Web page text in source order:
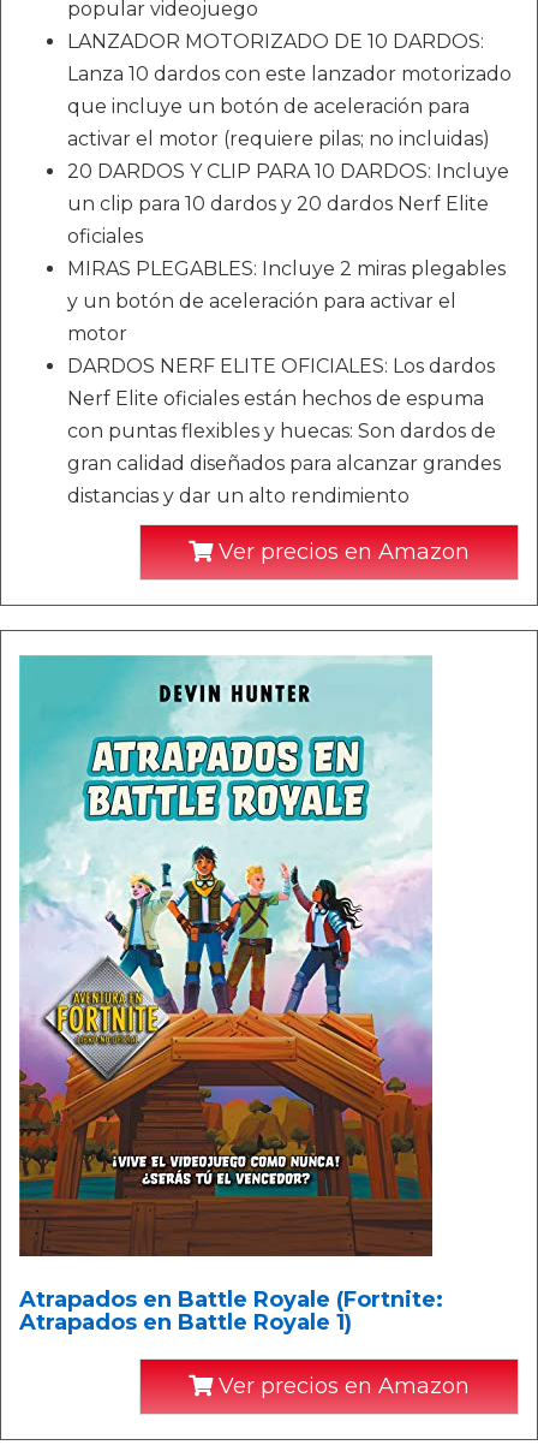
popular videojuego
LANZADOR MOTORIZADO DE 10 DARDOS:
Lanza 10 dardos con este lanzador motorizado
que incluye un botón de aceleración para
activar el motor (requiere pilas; no incluidas)
20 DARDOS Y CLIP PARA 10 DARDOS: Incluye
un clip para 10 dardos y 20 dardos Nerf Elite
oficiales
MIRAS PLEGABLES: Incluye 2 miras plegables
y un botón de aceleración para activar el
motor
DARDOS NERF ELITE OFICIALES: Los dardos
Nerf Elite oficiales están hechos de espuma
con puntas flexibles y huecas: Son dardos de
gran calidad diseñados para alcanzar grandes
distancias y dar un alto rendimiento
Ver precios en Amazon
Atrapados en Battle Royale (Fortnite:
Atrapados en Battle Royale 1)
Ver precios en Amazon